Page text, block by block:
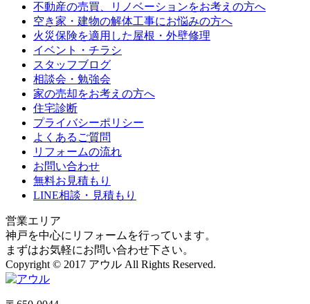
不動産の売買、リノベーションをお考えの方へ
空き家・建物の解体工事にお悩みの方へ
火災保険を適用した屋根・外壁修理
イベント・チラシ
スタッフブログ
相談会・勉強会
家の売却をお考えの方へ
住宅診断
プライバシーポリシー
よくあるご質問
リフォームの流れ
お問い合わせ
無料お見積もり
LINE相談・見積もり
営業エリア
神戸を中心にリフォームを行っています。
まずはお気軽にお問い合わせ下さい。
Copyright © 2017 アウル All Rights Reserved.